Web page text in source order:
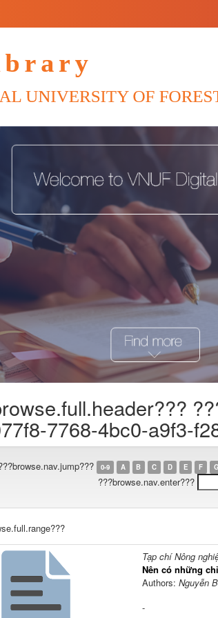
7768-4bc0-a9f3-
0-9 A B C D E F G
???browse.nav.enter???
Tạp chí Nông
Nên có những
Authors: Nguyễn
-